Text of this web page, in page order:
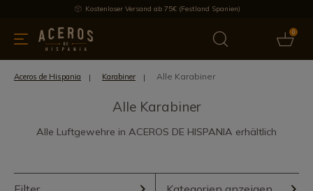
Kostenloser Versand ab 75€ (Festland Spanien)
0
Bietet Aktuelles Bestseller
Aceros de Hispania Karabiner Alle Karabiner
Alle Karabiner
Alle Luftgewehre in ACEROS DE HISPANIA erhältlich